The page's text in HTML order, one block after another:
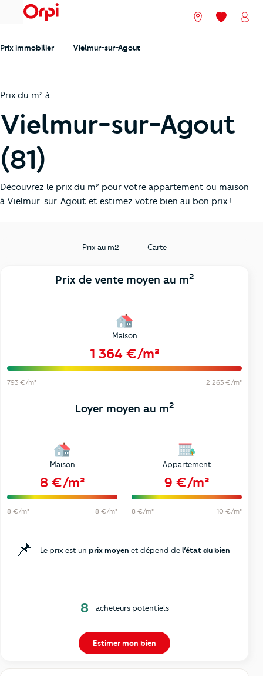
menu Nos agences
Mes
Prix immobilier Vielmur-sur-Agout
Prix du m² à
Vielmur-sur-Agout
(81)
Découvrez le prix du m² pour votre appartement ou maison
à Vielmur-sur-Agout et estimez votre bien au bon prix !
Prix au m2 Carte
Prix de vente moyen au m2
Maison
1 364 €/m²
793 €/m² 2 263 €/m²
Loyer moyen au m2
Maison
8 €/m²
8 €/m² 8 €/m²
Appartement
9 €/m²
8 €/m² 10 €/m²
📌 Le prix est un prix moyen et dépend del’état du bien
8 acheteurs potentiels
Estimer mon bien